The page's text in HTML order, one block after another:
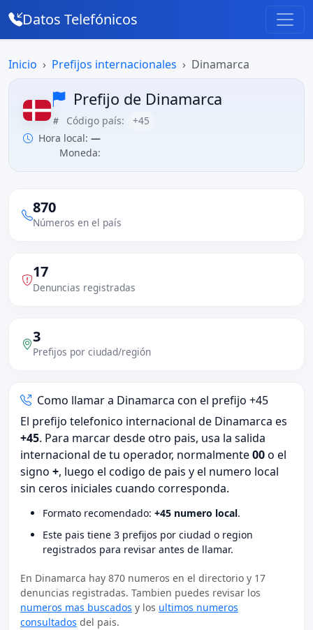
Datos Telefónicos
Inicio Prefijos internacionales Dinamarca
Prefijo de Dinamarca
Código país:
+45
Hora local: —
Moneda:
870
Números en el país
17
Denuncias registradas
3
Prefijos por ciudad/región
Como llamar a Dinamarca con el prefijo +45
El prefijo telefonico internacional de Dinamarca es
+45. Para marcar desde otro pais, usa la salida
internacional de tu operador, normalmente00o el
signo +, luego el codigo de pais y el numero local
sin ceros iniciales cuando corresponda.
Formato recomendado: +45 numero local.
Este pais tiene 3 prefijos por ciudad o region
registrados para revisar antes de llamar.
En Dinamarca hay 870 numeros en el directorio y 17
denuncias registradas. Tambien puedes revisar los
numeros mas buscados y los ultimos numeros
consultados del pais.